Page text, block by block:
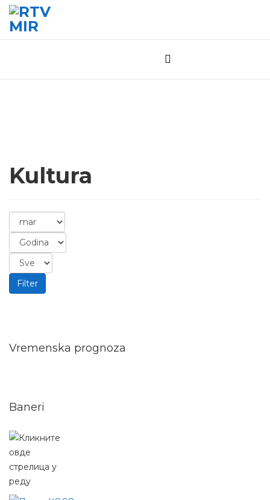
Kultura
Filter
Vremenska prognoza
Baneri